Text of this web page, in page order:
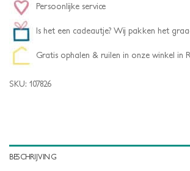
Persoonlijke service
Is het een cadeautje? Wij pakken het
Gratis ophalen & ruilen in onze winkel in
SKU: 107826
BESCHRIJVING